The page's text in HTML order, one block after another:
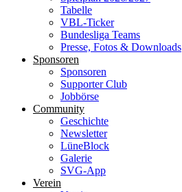
Tabelle
VBL-Ticker
Bundesliga Teams
Presse, Fotos & Downloads
Sponsoren
Sponsoren
Supporter Club
Jobbörse
Community
Geschichte
Newsletter
LüneBlock
Galerie
SVG-App
Verein